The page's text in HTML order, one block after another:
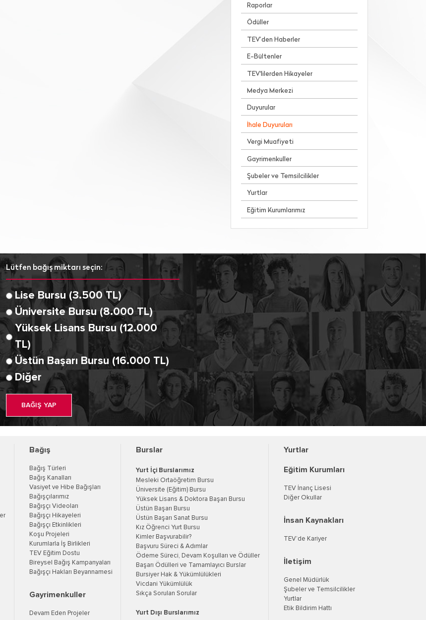
Raporlar
Ödüller
TEV’den Haberler
E-Bültenler
TEV'lilerden Hikayeler
Medya Merkezi
Duyurular
İhale Duyuruları
Vergi Muafiyeti
Gayrimenkuller
Şubeler ve Temsilcilikler
Yurtlar
Eğitim Kurumlarımız
Lütfen bağış miktarı seçin:
Lise Bursu (3.500 TL)
Üniversite Bursu (8.000 TL)
Yüksek Lisans Bursu (12.000
TL)
Üstün Başarı Bursu (16.000 TL)
Diğer
BAĞIŞ YAP
Bağış
Bağış Türleri
Bağış Kanalları
Vasiyet ve Hibe Bağışları
Bağışçılarımız
Bağışçı Videoları
Bağışçı Hikayeleri
Bağışçı Etkinlikleri
Koşu Projeleri
Kurumlarla İş Birlikleri
TEV Eğitim Dostu
Bireysel Bağış Kampanyaları
Bağışçı Hakları Beyannamesi
Gayrimenkuller
Devam Eden Projeler
Burslar
Yurt İçi Burslarımız
Mesleki Ortaöğretim Bursu
Üniversite (Eğitim) Bursu
Yüksek Lisans & Doktora Başarı Bursu
Üstün Başarı Bursu
Üstün Başarı Sanat Bursu
Kız Öğrenci Yurt Bursu
Kimler Başvurabilir?
Başvuru Süreci & Adımlar
Ödeme Süreci, Devam Koşulları ve Ödüller
Başarı Ödülleri ve Tamamlayıcı Burslar
Bursiyer Hak & Yükümlülükleri
Vicdani Yükümlülük
Sıkça Sorulan Sorular
Yurt Dışı Burslarımız
Yurtlar
Eğitim Kurumları
TEV İnanç Lisesi
Diğer Okullar
İnsan Kaynakları
TEV’de Kariyer
İletişim
Genel Müdürlük
Şubeler ve Temsilcilikler
Yurtlar
Etik Bildirim Hattı